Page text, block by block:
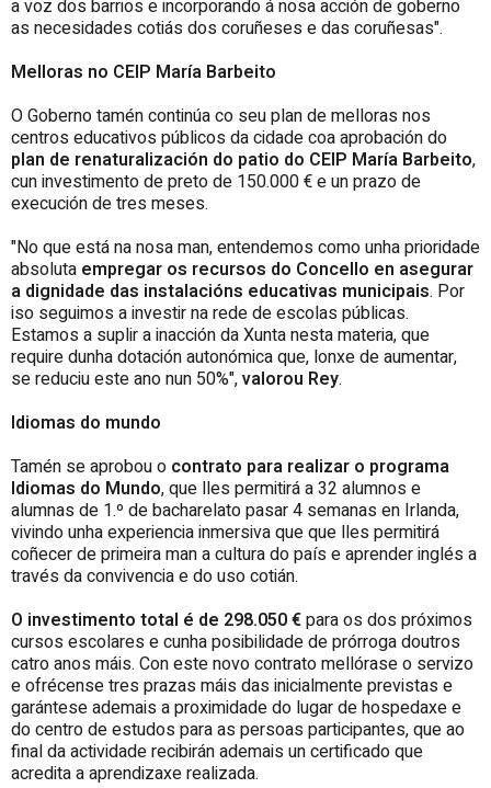
a voz dos barrios e incorporando á nosa acción de goberno
as necesidades cotiás dos coruñeses e das coruñesas".
Melloras no CEIP María Barbeito
O Goberno tamén continúa co seu plan de melloras nos
centros educativos públicos da cidade coa aprobación do
plan de renaturalización do patio do CEIP María Barbeito,
cun investimento de preto de 150.000 € e un prazo de
execución de tres meses.
"No que está na nosa man, entendemos como unha prioridade
absoluta empregar os recursos do Concello en asegurar
a dignidade das instalacións educativas municipais. Por
iso seguimos a investir na rede de escolas públicas.
Estamos a suplir a inacción da Xunta nesta materia, que
require dunha dotación autonómica que, lonxe de aumentar,
se reduciu este ano nun 50%",valorou Rey.
Idiomas do mundo
Tamén se aprobou o contrato para realizar o programa
Idiomas do Mundo, que lles permitirá a 32 alumnos e
alumnas de 1.º de bacharelato pasar 4 semanas en Irlanda,
vivindo unha experiencia inmersiva que que lles permitirá
coñecer de primeira man a cultura do país e aprender inglés a
través da convivencia e do uso cotián.
O investimento total é de 298.050 €para os dos próximos
cursos escolares e cunha posibilidade de prórroga doutros
catro anos máis. Con este novo contrato mellórase o servizo
e ofrécense tres prazas máis das inicialmente previstas e
garántese ademais a proximidade do lugar de hospedaxe e
do centro de estudos para as persoas participantes, que ao
final da actividade recibirán ademais un certificado que
acredita a aprendizaxe realizada.